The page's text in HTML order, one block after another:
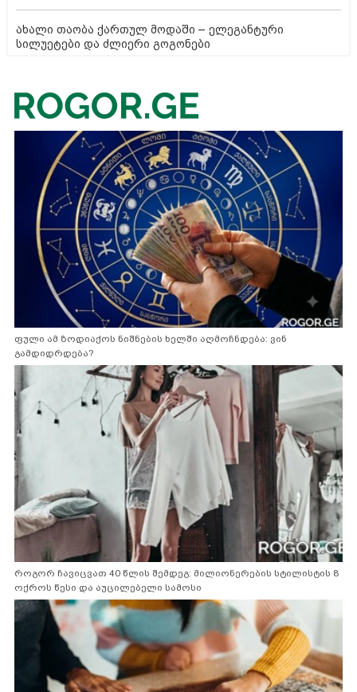
ახალი თაობა ქართულ მოდაში – ელეგანტური
სილუეტები და ძლიერი გოგონები
ფული ამ ზოდიაქოს ნიშნების ხელში აღმოჩნდება: ვინ
გამდიდრდება?
როგორ ჩავიცვათ 40 წლის შემდეგ: მილიონერების სტილისტის 8
ოქროს წესი და აუცილებელი სამოსი